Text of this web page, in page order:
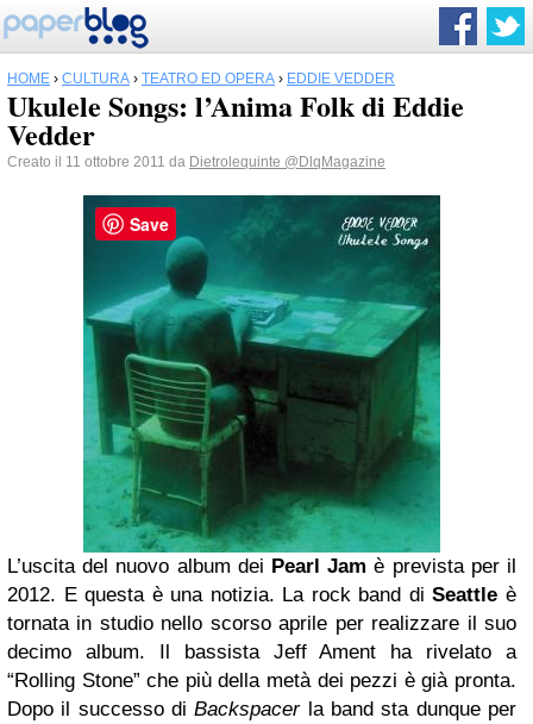
HOME › CULTURA › TEATRO ED OPERA › EDDIE VEDDER
Ukulele Songs: l’Anima Folk di Eddie
Vedder
Creato il 11 ottobre 2011 da Dietrolequinte @DlqMagazine
L’uscita del nuovo album dei Pearl Jam è prevista per il
2012. E questa è una notizia. La rock band diSeattle è
tornata in studio nello scorso aprile per realizzare il suo
decimo album. Il bassista Jeff Ament ha rivelato a
“Rolling Stone” che più della metà dei pezzi è già pronta.
Dopo il successo diBackspacerla band sta dunque per
Save